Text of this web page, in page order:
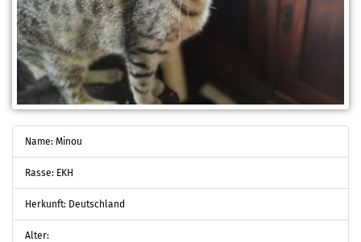
Name: Minou
Rasse: EKH
Herkunft: Deutschland
Alter: